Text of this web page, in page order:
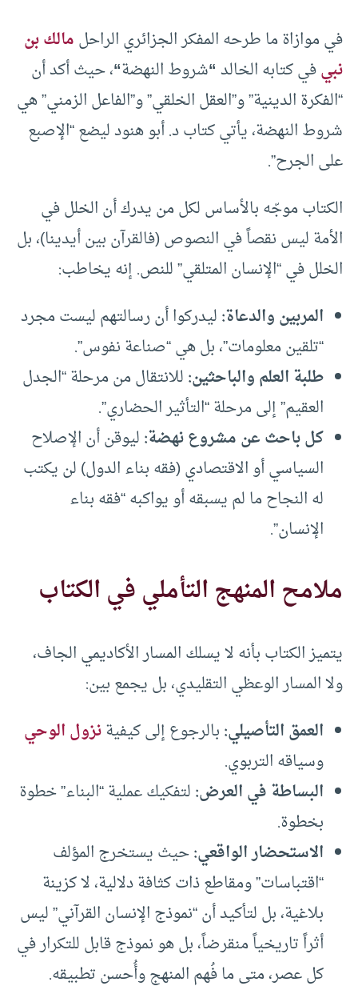
في موازاة ما طرحه المفكر الجزائري الراحلمالك بن
نبيفي كتابه الخالد“شروط النهضة“، حيث أكد أن
“الفكرة الدينية” و”العقل الخلقي” و”الفاعل الزمني” هي
شروط النهضة، يأتي كتاب د. أبو هنود ليضع “الإصبع
على الجرح”.
الكتاب موجّه بالأساس لكل من يدرك أن الخلل في
الأمة ليس نقصاً في النصوص (فالقرآن بين أيدينا)، بل
الخلل في “الإنسان المتلقي” للنص. إنه يخاطب:
المربين والدعاة:ليدركوا أن رسالتهم ليست مجرد
“تلقين معلومات”، بل هي “صناعة نفوس”.
طلبة العلم والباحثين:للانتقال من مرحلة “الجدل
العقيم” إلى مرحلة “التأثير الحضاري”.
كل باحث عن مشروع نهضة:ليوقن أن الإصلاح
السياسي أو الاقتصادي (فقه بناء الدول) لن يكتب
له النجاح ما لم يسبقه أو يواكبه “فقه بناء
الإنسان”.
ملامح المنهج التأملي في الكتاب
يتميز الكتاب بأنه لا يسلك المسار الأكاديمي الجاف،
ولا المسار الوعظي التقليدي، بل يجمع بين:
العمق التأصيلي:بالرجوع إلى كيفيةنزول الوحي
وسياقه التربوي.
البساطة في العرض:لتفكيك عملية “البناء” خطوة
بخطوة.
الاستحضار الواقعي:حيث يستخرج المؤلف
“اقتباسات” ومقاطع ذات كثافة دلالية، لا كزينة
بلاغية، بل لتأكيد أن “نموذج الإنسان القرآني” ليس
أثراً تاريخياً منقرضاً، بل هو نموذج قابل للتكرار في
كل عصر، متى ما فُهم المنهج وأُحسن تطبيقه.